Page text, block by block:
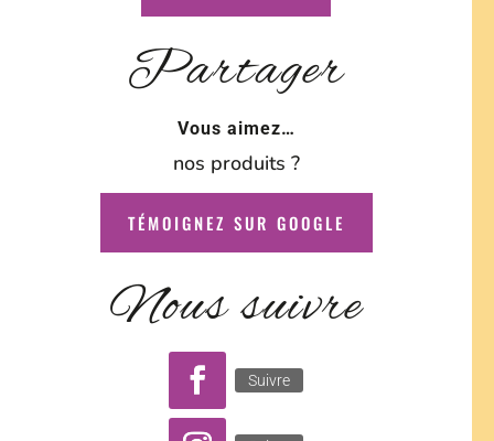
Partager
Vous aimez…
nos produits ?
TÉMOIGNEZ SUR GOOGLE
Nous suivre
Suivre